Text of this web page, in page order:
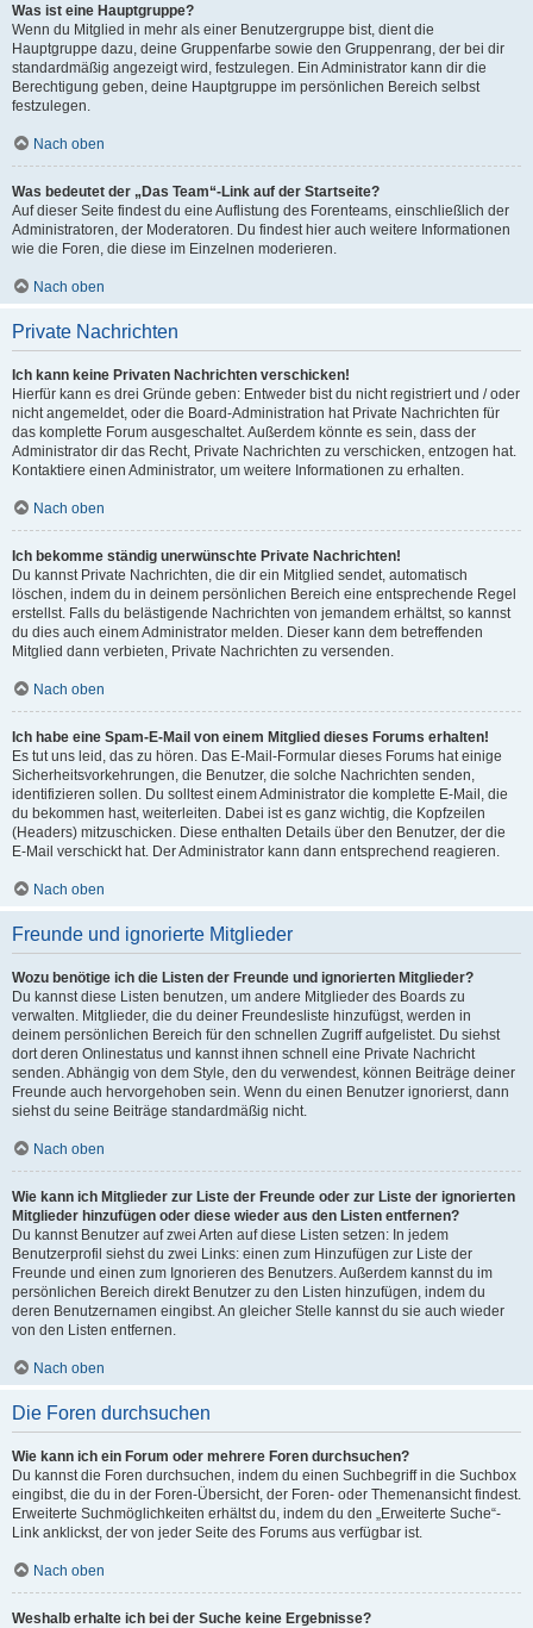
Was ist eine Hauptgruppe?
Wenn du Mitglied in mehr als einer Benutzergruppe bist, dient die
Hauptgruppe dazu, deine Gruppenfarbe sowie den Gruppenrang, der bei dir
standardmäßig angezeigt wird, festzulegen. Ein Administrator kann dir die
Berechtigung geben, deine Hauptgruppe im persönlichen Bereich selbst
festzulegen.
Nach oben
Was bedeutet der „Das Team“-Link auf der Startseite?
Auf dieser Seite findest du eine Auflistung des Forenteams, einschließlich der
Administratoren, der Moderatoren. Du findest hier auch weitere Informationen
wie die Foren, die diese im Einzelnen moderieren.
Nach oben
Private Nachrichten
Ich kann keine Privaten Nachrichten verschicken!
Hierfür kann es drei Gründe geben: Entweder bist du nicht registriert und / oder
nicht angemeldet, oder die Board-Administration hat Private Nachrichten für
das komplette Forum ausgeschaltet. Außerdem könnte es sein, dass der
Administrator dir das Recht, Private Nachrichten zu verschicken, entzogen hat.
Kontaktiere einen Administrator, um weitere Informationen zu erhalten.
Nach oben
Ich bekomme ständig unerwünschte Private Nachrichten!
Du kannst Private Nachrichten, die dir ein Mitglied sendet, automatisch
löschen, indem du in deinem persönlichen Bereich eine entsprechende Regel
erstellst. Falls du belästigende Nachrichten von jemandem erhältst, so kannst
du dies auch einem Administrator melden. Dieser kann dem betreffenden
Mitglied dann verbieten, Private Nachrichten zu versenden.
Nach oben
Ich habe eine Spam-E-Mail von einem Mitglied dieses Forums erhalten!
Es tut uns leid, das zu hören. Das E-Mail-Formular dieses Forums hat einige
Sicherheitsvorkehrungen, die Benutzer, die solche Nachrichten senden,
identifizieren sollen. Du solltest einem Administrator die komplette E-Mail, die
du bekommen hast, weiterleiten. Dabei ist es ganz wichtig, die Kopfzeilen
(Headers) mitzuschicken. Diese enthalten Details über den Benutzer, der die
E-Mail verschickt hat. Der Administrator kann dann entsprechend reagieren.
Nach oben
Freunde und ignorierte Mitglieder
Wozu benötige ich die Listen der Freunde und ignorierten Mitglieder?
Du kannst diese Listen benutzen, um andere Mitglieder des Boards zu
verwalten. Mitglieder, die du deiner Freundesliste hinzufügst, werden in
deinem persönlichen Bereich für den schnellen Zugriff aufgelistet. Du siehst
dort deren Onlinestatus und kannst ihnen schnell eine Private Nachricht
senden. Abhängig von dem Style, den du verwendest, können Beiträge deiner
Freunde auch hervorgehoben sein. Wenn du einen Benutzer ignorierst, dann
siehst du seine Beiträge standardmäßig nicht.
Nach oben
Wie kann ich Mitglieder zur Liste der Freunde oder zur Liste der ignorierten
Mitglieder hinzufügen oder diese wieder aus den Listen entfernen?
Du kannst Benutzer auf zwei Arten auf diese Listen setzen: In jedem
Benutzerprofil siehst du zwei Links: einen zum Hinzufügen zur Liste der
Freunde und einen zum Ignorieren des Benutzers. Außerdem kannst du im
persönlichen Bereich direkt Benutzer zu den Listen hinzufügen, indem du
deren Benutzernamen eingibst. An gleicher Stelle kannst du sie auch wieder
von den Listen entfernen.
Nach oben
Die Foren durchsuchen
Wie kann ich ein Forum oder mehrere Foren durchsuchen?
Du kannst die Foren durchsuchen, indem du einen Suchbegriff in die Suchbox
eingibst, die du in der Foren-Übersicht, der Foren- oder Themenansicht findest.
Erweiterte Suchmöglichkeiten erhältst du, indem du den „Erweiterte Suche“-
Link anklickst, der von jeder Seite des Forums aus verfügbar ist.
Nach oben
Weshalb erhalte ich bei der Suche keine Ergebnisse?